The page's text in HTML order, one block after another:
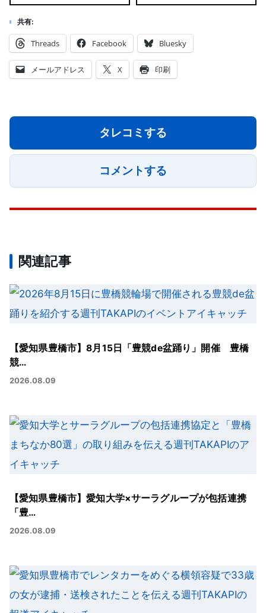
共有:
Threads Facebook Bluesky
メールアドレス X 印刷
タレコミする
コメントする
関連記事
【愛知県豊橋市】8月15日「豊競de盆踊り」開催 豊橋
競…
2026.08.09
【愛知県豊橋市】愛知大学×サーラグループが包括連携
「豊…
2026.08.09